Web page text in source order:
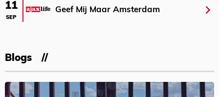
11
SEP
Geef Mij Maar Amsterdam
Blogs